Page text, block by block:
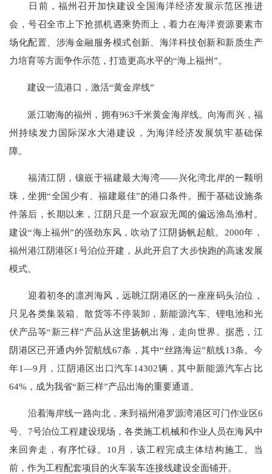
日前，福州召开加快建设全国海洋经济发展示范区推进
会，号召全市上下抢抓机遇乘势而上，着力在海洋资源要素市
场化配置、涉海金融服务模式创新、海洋科技创新和新质生产
力培育等方面争作示范，打造更高水平的“海上福州”。
建设一流港口，激活“黄金岸线”
派江吻海的福州，拥有963千米黄金海岸线。向海而兴，福
州持续发力国际深水大港建设，为海洋经济发展筑牢基础保
障。
福清江阴，镶嵌于福建最大海湾——兴化湾北岸的一颗明
珠，坐拥“全国少有、福建最佳”的港口条件。囿于基础设施条
件落后，长期以来，江阴只是一个寂寂无闻的偏远渔岛渔村。
建设“海上福州”的强劲东风，吹动了江阴扬帆起航。2000年，
福州港江阴港区1号泊位开建，从此开启了大步快跑的高速发展
模式。
迎着初冬的凛冽海风，远眺江阴港区的一座座码头泊位，
只见各类集装箱、散货等不停装卸，新能源汽车、锂电池和光
伏产品等“新三样”产品从这里扬帆出海，走向世界。据悉，江
阴港区已开通内外贸航线67条，其中“丝路海运”航线13条。今
年1—9月，江阴港区出口汽车14302辆，其中新能源汽车占比
64%，成为我省“新三样”产品出海的重要通道。
沿着海岸线一路向北，来到福州港罗源湾港区可门作业区6
号、7号泊位工程建设现场，各类施工机械和作业人员在海风中
来回奔走，有序忙碌。10月，该工程完成主体结构施工。当
前，作为工程配套项目的火车装车连接线建设全面铺开。